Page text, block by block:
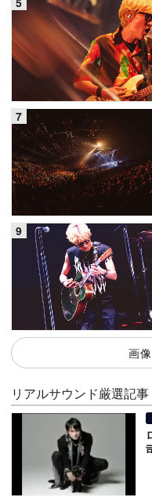
画
リアルサウンド厳選記事